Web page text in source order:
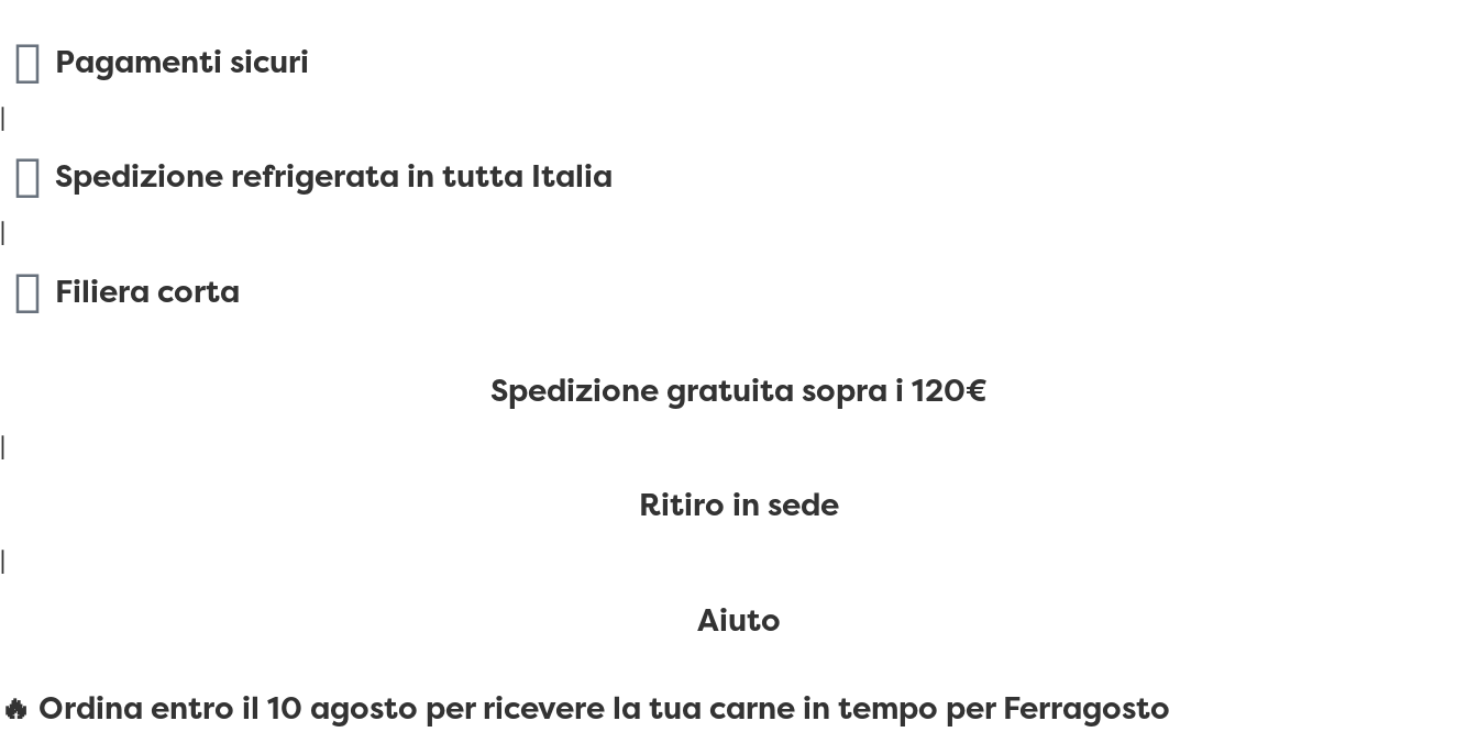
Pagamenti sicuri
|
Spedizione refrigerata in tutta Italia
|
Filiera corta
Spedizione gratuita sopra i 120€
|
Ritiro in sede
|
Aiuto
🔥 Ordina entro il 10 agosto per ricevere la tua carne in tempo per Ferragosto